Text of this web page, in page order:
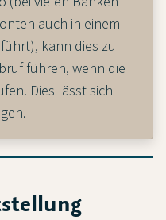
auch in einem
kann dies zu
führen, wenn die
Dies lässt sich